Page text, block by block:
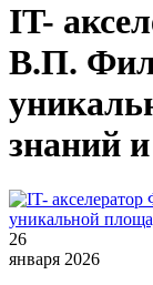
IT-
В.П.
знаний
26
января 2026